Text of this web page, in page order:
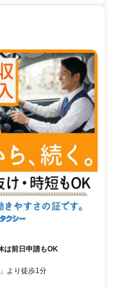
は前日申請もOK
より徒歩1分